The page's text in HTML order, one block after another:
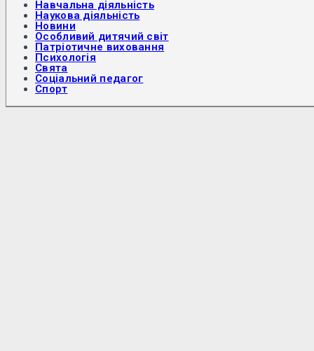
Навчальна діяльність
Наукова діяльність
Новини
Особливий дитячий світ
Патріотичне виховання
Психологія
Свята
Соціальний педагог
Спорт